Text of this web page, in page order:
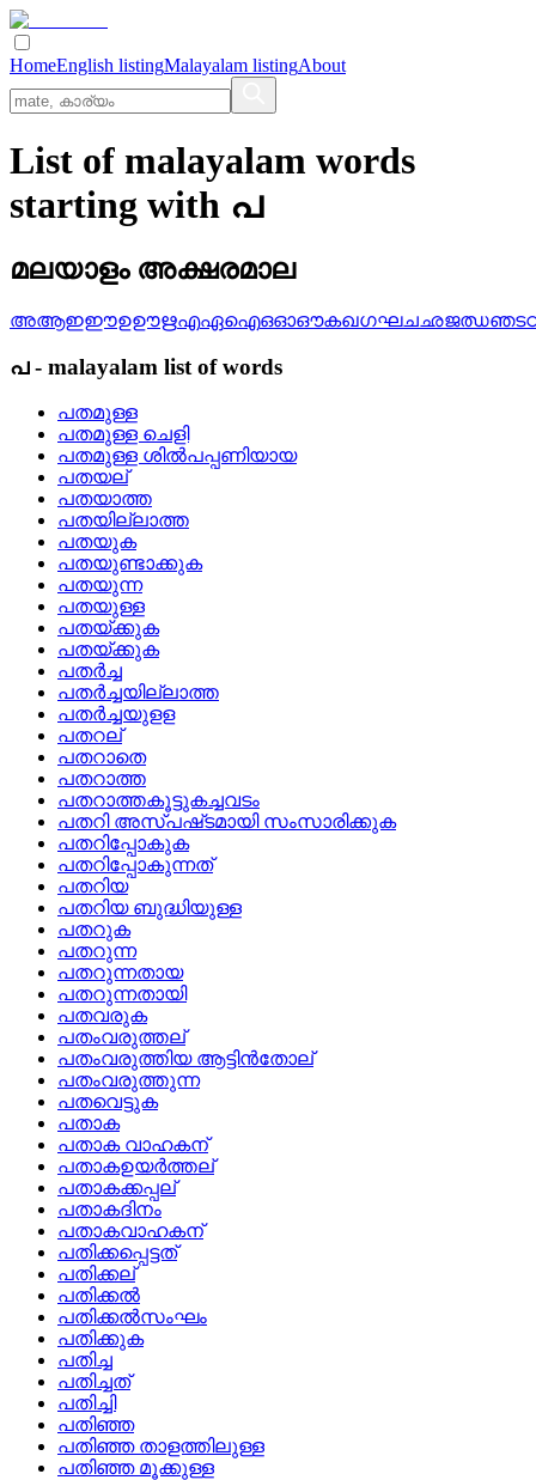
HomeEnglish listingMalayalam listingAbout
List of malayalam words
starting with പ
മലയാളം അക്ഷരമാല
അആഇഈഉഊഋഎഏഐഒഓഔകഖഗഘചഛജഝഞട
പ- malayalam list of words
പതമുള്ള
പതമുള്ള ചെളി
പതമുള്ള ശില്‍പപ്പണിയായ
പതയല്
പതയാത്ത
പതയില്ലാത്ത
പതയുക
പതയുണ്ടാക്കുക
പതയുന്ന
പതയുള്ള
പതയ്‌ക്കുക
പതയ്ക്കുക
പതര്‍ച്ച
പതര്‍ച്ചയില്ലാത്ത
പതര്‍ച്ചയുളള
പതറല്
പതറാതെ
പതറാത്ത
പതറാത്തകൂട്ടുകച്ചവടം
പതറി അസ്‌പഷ്‌ടമായി സംസാരിക്കുക
പതറിപ്പോകുക
പതറിപ്പോകുന്നത്
പതറിയ
പതറിയ ബുദ്ധിയുള്ള
പതറുക
പതറുന്ന
പതറുന്നതായ
പതറുന്നതായി
പതവരുക
പതംവരുത്തല്
പതംവരുത്തിയ ആട്ടിന്‍തോല്
പതംവരുത്തുന്ന
പതവെട്ടുക
പതാക
പതാക വാഹകന്
പതാകഉയര്‍ത്തല്
പതാകക്കപ്പല്
പതാകദിനം
പതാകവാഹകന്
പതിക്കപ്പെട്ടത്
പതിക്കല്
പതിക്കല്‍
പതിക്കല്‍സംഘം
പതിക്കുക
പതിച്ച
പതിച്ചത്
പതിച്ചി
പതിഞ്ഞ
പതിഞ്ഞ താളത്തിലുള്ള
പതിഞ്ഞ മൂക്കുള്ള